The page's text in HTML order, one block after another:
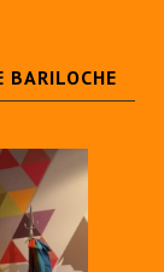
BARILOCHE